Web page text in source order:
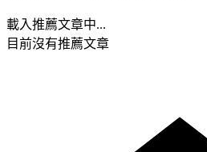
載入推薦文章中...
目前沒有推薦文章